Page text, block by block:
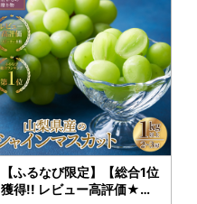
【ふるなび限定】【総合1位
獲得!! レビュー高評価★】